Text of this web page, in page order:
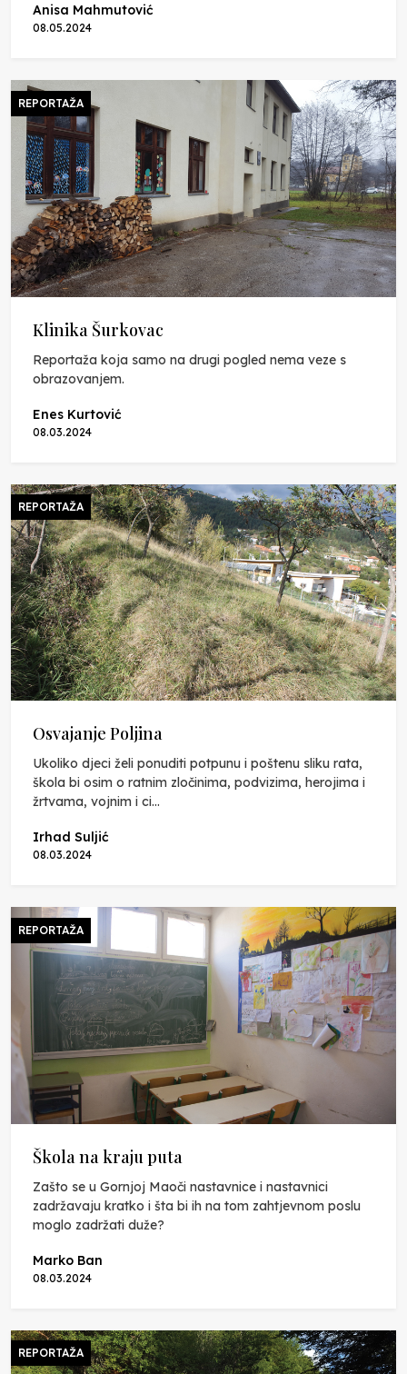
Anisa Mahmutović
08.05.2024
REPORTAŽA
Klinika Šurkovac
Reportaža koja samo na drugi pogled nema veze s
obrazovanjem.
Enes Kurtović
08.03.2024
REPORTAŽA
Osvajanje Poljina
Ukoliko djeci želi ponuditi potpunu i poštenu sliku rata,
škola bi osim o ratnim zločinima, podvizima, herojima i
žrtvama, vojnim i ci...
Irhad Suljić
08.03.2024
REPORTAŽA
Škola na kraju puta
Zašto se u Gornjoj Maoči nastavnice i nastavnici
zadržavaju kratko i šta bi ih na tom zahtjevnom poslu
moglo zadržati duže?
Marko Ban
08.03.2024
REPORTAŽA